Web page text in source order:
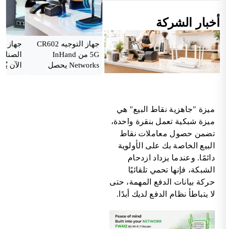
أخبار الشركة
ميزة "جاهزية نقاط البيع" هي
ميزة شبكية تعمل بنقرة واحدة،
تضمن حصول معاملات نقاط
البيع الخاصة بك على الأولوية
دائمًا. وعندما يزداد ازدحام
الشبكة، فإنها تحمي تلقائيًا
حركة بيانات الدفع المهمة، حتى
لا يتباطأ نظام الدفع لديك أبدًا.
جهاز التوجيه CR602
5G من InHand
Networks يحصل
جهاز
الآن